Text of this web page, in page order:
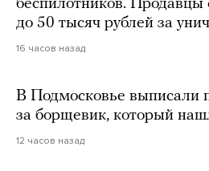
беспилотников. Продавцы
до 50 тысяч рублей за
16 часов назад
В Подмосковье выписали
за борщевик, который
12 часов назад